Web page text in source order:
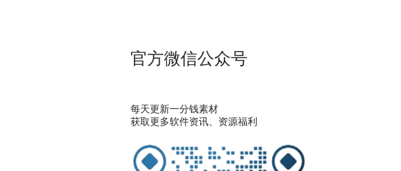
官方微信公众号
每天更新一分钱素材
获取更多软件资讯、资源福利